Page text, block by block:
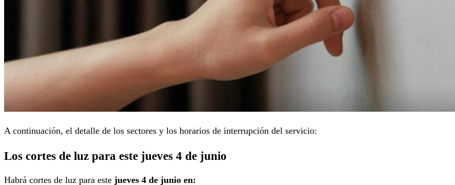
A continuación, el detalle de los sectores y los horarios de interrupción del servicio:
Los cortes de luz para este jueves 4 de junio
Habrá cortes de luz para este jueves 4 de junio en: